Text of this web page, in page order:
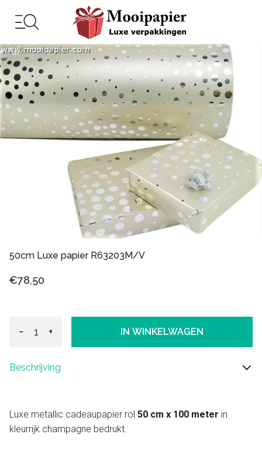
50cm Luxe papier R63203M/V
€78,50
− + IN WINKELWAGEN
Beschrijving
Luxe metallic cadeaupapier rol 50 cm x 100 meter in
kleurrijk champagne bedrukt.